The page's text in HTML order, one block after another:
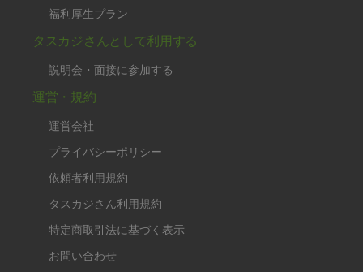
福利厚生プラン
タスカジさんとして利用する
説明会・面接に参加する
運営・規約
運営会社
プライバシーポリシー
依頼者利用規約
タスカジさん利用規約
特定商取引法に基づく表示
お問い合わせ